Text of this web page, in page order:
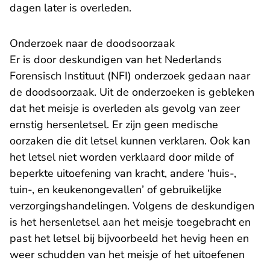
dagen later is overleden.
Onderzoek naar de doodsoorzaak
Er is door deskundigen van het Nederlands
Forensisch Instituut (NFI) onderzoek gedaan naar
de doodsoorzaak. Uit de onderzoeken is gebleken
dat het meisje is overleden als gevolg van zeer
ernstig hersenletsel. Er zijn geen medische
oorzaken die dit letsel kunnen verklaren. Ook kan
het letsel niet worden verklaard door milde of
beperkte uitoefening van kracht, andere ‘huis-,
tuin-, en keukenongevallen’ of gebruikelijke
verzorgingshandelingen. Volgens de deskundigen
is het hersenletsel aan het meisje toegebracht en
past het letsel bij bijvoorbeeld het hevig heen en
weer schudden van het meisje of het uitoefenen